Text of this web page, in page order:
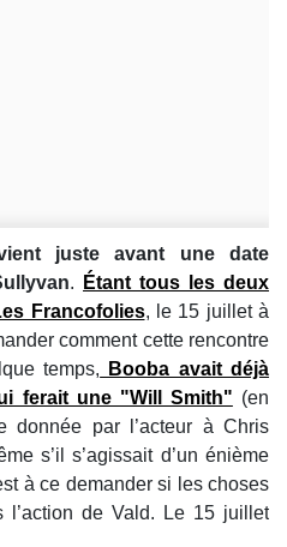
juste avant une date
.
Étant tous les deux
Francofolies, le 15 juillet à
comment cette rencontre
temps, Booba avait déjà
ferait une "Will Smith" (en
donnée par l’acteur à Chris
s’il s’agissait d’un énième
à ce demander si les choses
l’action de Vald. Le 15 juillet